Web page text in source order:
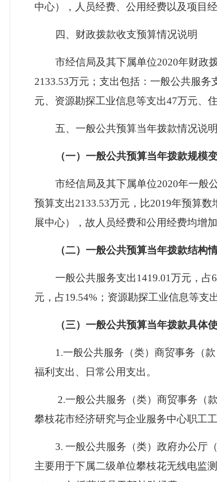
中心），人员经费、公用经费以及项目
四、财政拨款收支预算情况说明
市经信局及其下属单位2020年财政
2133.53万元；支出包括：一般公共服务
元、资源勘探工业信息等支出47万元、
五、一般公共预算当年拨款情况说
（一）一般公共预算当年拨款规模
市经信局及其下属单位2020年一般
预算支出2133.53万元，比2019年预算数
展中心），故人员经费和公用经费均增
（二）一般公共预算当年拨款结构
一般公共服务支出 1419.01万元，占
元，占19.54%；资源勘探工业信息等支
（三）一般公共预算当年拨款具体
1.一般公共服务（类）商贸事务（
福利支出、日常公用支出。
2.一般公共服务（类）商贸事务（
攀枝花市经济研究与企业服务中心职工
3. 一般公共服务（类）政府办公厅
主要用于下属二级单位攀枝花无线电监